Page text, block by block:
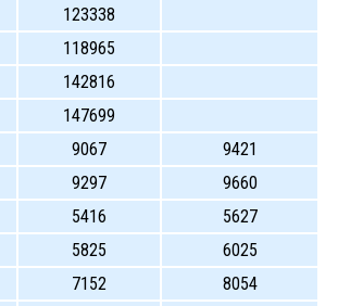
123338
118965
142816
147699
9067
9421
9297
9660
5416
5627
5825
6025
7152
8054